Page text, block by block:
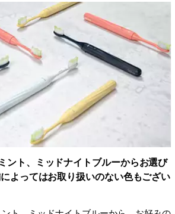
ント、ミッドナイトブルーからお選び
よってはお取り扱いのない色もござい